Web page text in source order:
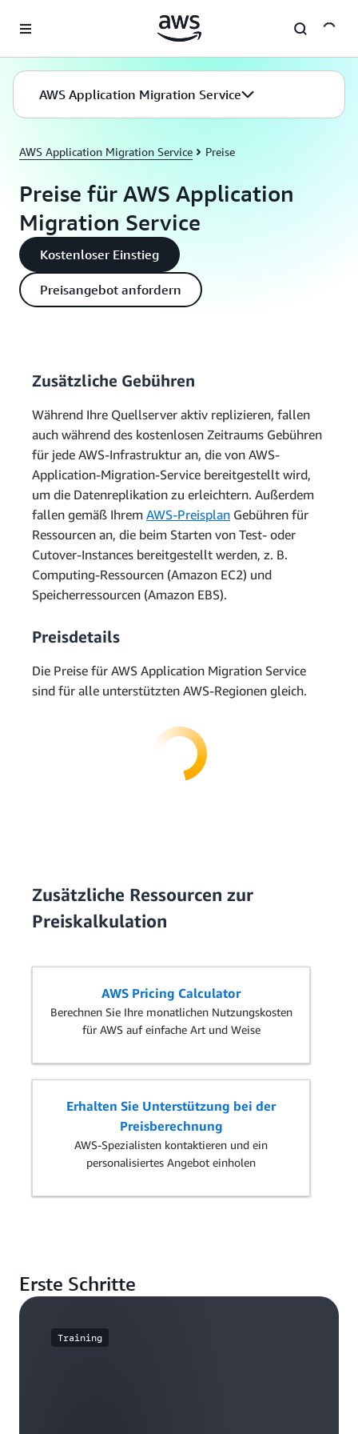
Überspringen zum Hauptinhalt
AWS Application Migration Service
AWS Application Migration Service Preise
Preise für AWS Application
Migration Service
Kostenloser Einstieg
Preisangebot anfordern
Zusätzliche Gebühren
Während Ihre Quellserver aktiv replizieren, fallen
auch während des kostenlosen Zeitraums Gebühren
für jede AWS-Infrastruktur an, die von AWS-
Application-Migration-Service bereitgestellt wird,
um die Datenreplikation zu erleichtern. Außerdem
fallen gemäß Ihrem AWS-Preisplan Gebühren für
Ressourcen an, die beim Starten von Test- oder
Cutover-Instances bereitgestellt werden, z. B.
Computing-Ressourcen (Amazon EC2) und
Speicherressourcen (Amazon EBS).
Preisdetails
Die Preise für AWS Application Migration Service
sind für alle unterstützten AWS-Regionen gleich.
Zusätzliche Ressourcen zur
Preiskalkulation
AWS Pricing Calculator
Berechnen Sie Ihre monatlichen Nutzungskosten
für AWS auf einfache Art und Weise
Erhalten Sie Unterstützung bei der
Preisberechnung
AWS-Spezialisten kontaktieren und ein
personalisiertes Angebot einholen
Erste Schritte
Training